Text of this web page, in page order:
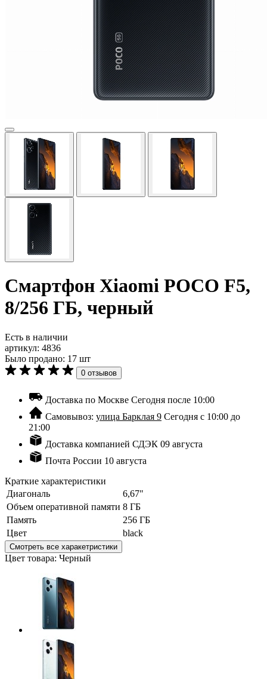
Смартфон Xiaomi POCO F5,
8/256 ГБ, черный
Есть в наличии
артикул: 4836
Было продано: 17 шт
0 отзывов
Доставка по Москве Сегодня после 10:00
Самовывоз: улица Барклая 9 Сегодня с 10:00 до
21:00
Доставка компанией СДЭК 09 августа
Почта России 10 августа
Краткие характеристики
Диагональ
6,67"
Объем оперативной памяти 8 ГБ
Память
256 ГБ
Цвет
black
Смотреть все харакетристики
Цвет товара: Черный